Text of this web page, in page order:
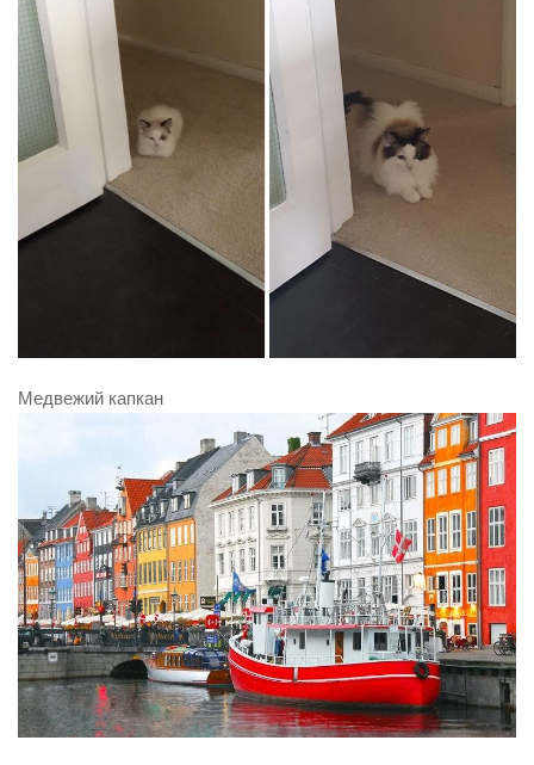
Медвежий капкан